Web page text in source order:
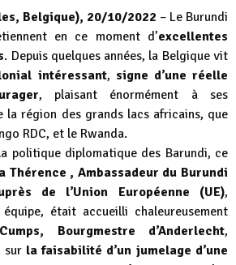
Belgique), 20/10/2022 – Le Burundi
en ce moment d’excellentes
. Depuis quelques années, la Belgique vit
intéressant, signe d’une réelle
, plaisant énormément à ses
la région des grands lacs africains, que
RDC, et le Rwanda.
diplomatique des Barundi, ce
Thérence , Ambassadeur du Burundi
de l’Union Européenne (UE),
était accueilli chaleureusement
Bourgmestre d’Anderlecht,
surla faisabilité d’un jumelage d’une